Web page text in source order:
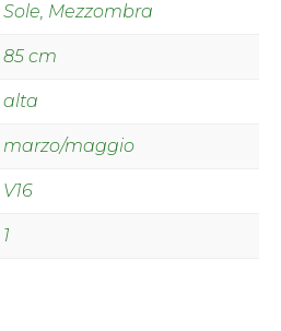
Sole, Mezzombra
85 cm
alta
marzo/maggio
V16
1